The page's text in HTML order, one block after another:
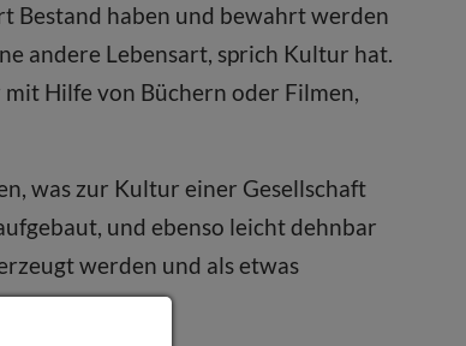
Bestand haben und bewahrt werden
andere Lebensart, sprich Kultur hat.
mit Hilfe von Büchern oder Filmen,
was zur Kultur einer Gesellschaft
und ebenso leicht dehnbar
werden und als etwas